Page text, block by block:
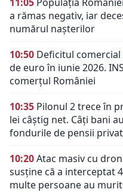
a rămas negativ, iar
numărul nașterilor
10:50 Deficitul
de euro în iunie 2026.
comerțul României
10:35 Pilonul 2 trece în
lei câștig net. Câți bani
fondurile de pensii
10:20Atac masiv cu
susține că a interceptat
multe persoane au murit